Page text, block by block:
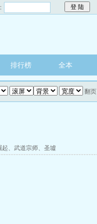
排行榜 全本
翻页
起、 武道宗师、 圣墟